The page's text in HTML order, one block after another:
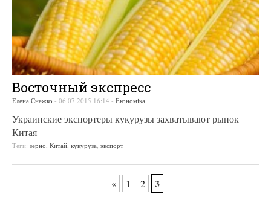
Восточный экспресс
Елена Снежко - 06.07.2015 16:14 - Економіка
Украинские экспортеры кукурузы захватывают рынок
Китая
Теги: зерно Китай кукуруза экспорт
« 1 2 3